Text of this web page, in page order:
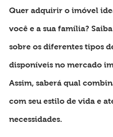
Quer adquirir o imóvel
você e a sua família?
sobre os diferentes tipos
disponíveis no mercado
Assim, saberá qual
com seu estilo de vida e
necessidades.